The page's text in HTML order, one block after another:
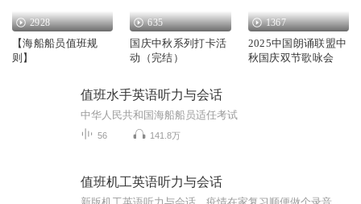
2928
【海船船员值班规
则】
635
国庆中秋系列打卡活
动（完结）
1367
2025中国朗诵联盟中
秋国庆双节歌咏会
值班水手英语听力与会话
中华人民共和国海船船员适任考试
56 141.8万
值班机工英语听力与会话